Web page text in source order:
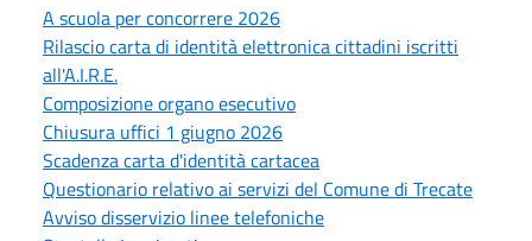
A scuola per concorrere 2026
Rilascio carta di identità elettronica cittadini iscritti
all'A.I.R.E.
Composizione organo esecutivo
Chiusura uffici 1 giugno 2026
Scadenza carta d'identità cartacea
Questionario relativo ai servizi del Comune di Trecate
Avviso disservizio linee telefoniche